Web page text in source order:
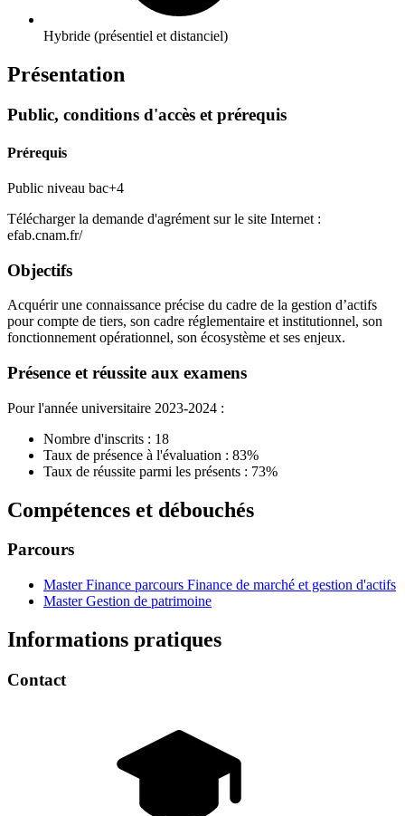
Hybride (présentiel et distanciel)
Présentation
Public, conditions d'accès et prérequis
Prérequis
Public niveau bac+4
Télécharger la demande d'agrément sur le site Internet :
efab.cnam.fr/
Objectifs
Acquérir une connaissance précise du cadre de la gestion d’actifs
pour compte de tiers, son cadre réglementaire et institutionnel, son
fonctionnement opérationnel, son écosystème et ses enjeux.
Présence et réussite aux examens
Pour l'année universitaire 2023-2024 :
Nombre d'inscrits : 18
Taux de présence à l'évaluation : 83%
Taux de réussite parmi les présents : 73%
Compétences et débouchés
Parcours
Master Finance parcours Finance de marché et gestion d'actifs
Master Gestion de patrimoine
Informations pratiques
Contact